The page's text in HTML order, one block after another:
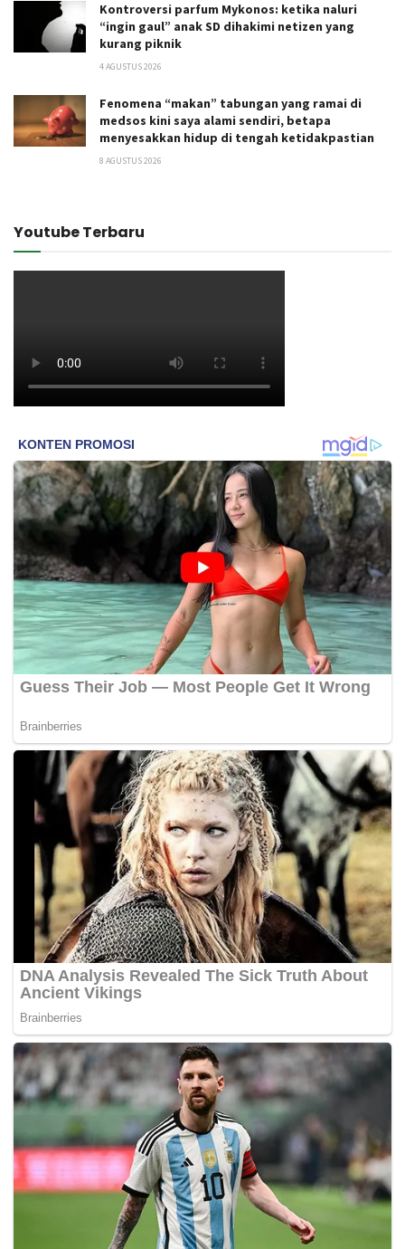
Kontroversi parfum Mykonos: ketika naluri
“ingin gaul” anak SD dihakimi netizen yang
kurang piknik
4 AGUSTUS 2026
Fenomena “makan” tabungan yang ramai di
medsos kini saya alami sendiri, betapa
menyesakkan hidup di tengah ketidakpastian
8 AGUSTUS 2026
Youtube Terbaru